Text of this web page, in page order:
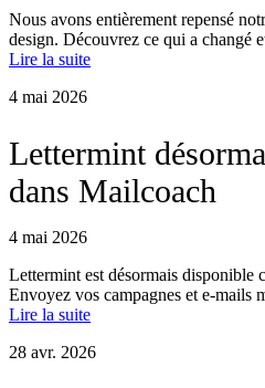
Nous avons entièrement repensé
design. Découvrez ce qui a changé
Lire la suite
4 mai 2026
Lettermint
dans Mailcoach
4 mai 2026
Lettermint est désormais disponible
Envoyez vos campagnes et e-mails
Lire la suite
28 avr. 2026